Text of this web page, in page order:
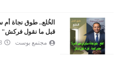
الخُلع.. طوق نجاة
قبل ما نقول فركش"
مجتمع بوست 08